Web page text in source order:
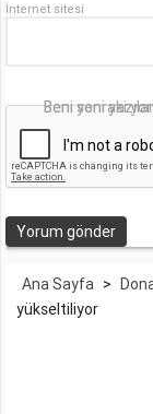
İnternet sitesi
Beni sonraki
Beni yeni
Ana Sayfa >
yükseltiliyor